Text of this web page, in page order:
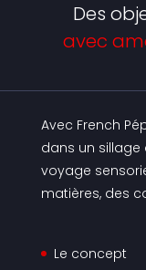
Des
avec
Avec French
dans un sillage
voyage
matières, des
Le concept